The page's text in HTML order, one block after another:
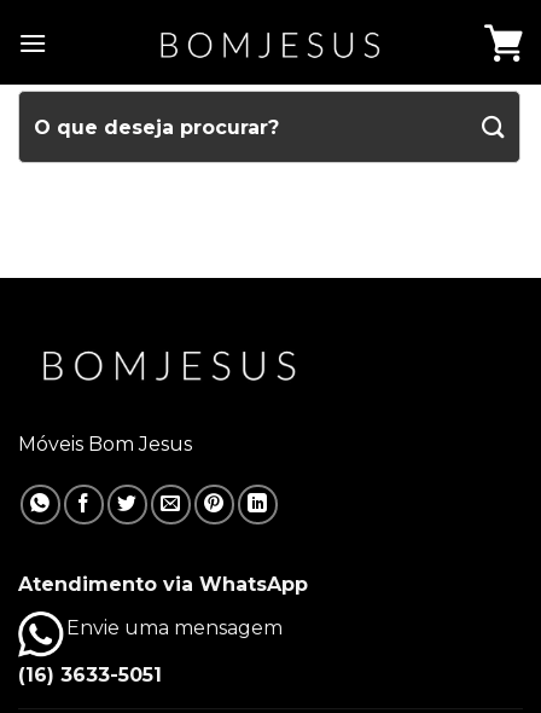
Móveis Bom Jesus
Atendimento via WhatsApp
Envie uma mensagem
(16) 3633-5051